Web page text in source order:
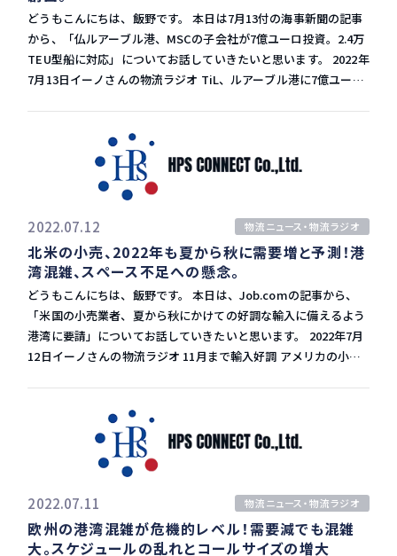
ンの構築を目指しています。自動車関係はコロナ前からメキシコ
に拠点を作っていたので、材料メーカーもあり、現地調達ができ
るということです。 ダイキンは欧州でも、省エネ暖房機器の工場
をポーランドに400億円を投じて建設すると7月上旬に発表してい
や中南米に生産拠点が移っていくという流れです。 とはいえ、中
南米はまだまだ技術が足りないと以前の放送でもお伝えしました
が、メキシコは次の生産拠点としてもっと企業が集まっていくか
記事にもあったようにもちろん環境規制という意味合いもありま
すが、サプライチェーンの側面からは、現在のような混乱が将来
も起きる可能性はあります。 そこで、近くで生産しようという流
れが現れてきました。 生産拠点が未来永劫、同じ場所ではなくな
ります。 日本は産業の空洞化で工場を海外に移しましたが、時代
が進み強烈な円安になり、もしかしたら生産が日本に戻ってくる
かもしれない現状です。 マーケットは常に動いていますので、マ
ーケットの流れを理解して、最適な行動が取れるようにしましょ
う。
などを店舗から消費者の玄関先まで届けています。 1回の配達料
は3.99ドル（約550円）で、数万点の商品の中から総量約4.5キロ
グラムまで買い物できます。 人手不足の改善 ドローン配送が普
及すると、物流業界が抱える慢性的な人手不足の改善も期待でき
ます。 また、荷物の積み込みへのロボットの活用も進め、年内に
配達時間を15分まで短縮するように動いています。 現在は安全上
の監視や非常時の手動制御を担うオペレーターが常駐しています
が、「5年以内の無人化も可能」とみられています。 2023年以
降、大都市圏全体へのサービス展開も視野に入れています。 日本
もドライバーの働き方改革の2024年問題があるので、伸びていく
し、ドローンが浸透することで、交通渋滞が緩和され、CO2排出
量の削減にもなります。 ウィング ウィングの2022年1～3月のド
ローン配送は5万件を超え、前年同期の3倍に増えたと明らかにし
ました。 オーストラリアやフィンランドを中心とする、世界での
ドローン配送実績は3月時点で計20万件に上っています。 広い土
地があるところではドローン配送はどんどん増えています。 ジッ
プライン ジップラインはアフリカでの30万回の飛行実績を持ち、
島で医薬品の配達を始めました。 ドローン宅配市場 ドローン宅
配は市場としても大きくなってきています。 欧米系調査会社のビ
ジネス・リサーチ・カンパニーは、ドローン宅配の世界市場規模
が年平均49%で拡大し、2025年に82億3000万ドル（約1.1兆円）
と2020年の約7倍に膨らむと予測しています。 アマゾン アマゾン
は六角形型で安定性を高めたドローンで2022年後半に、カリフォ
ルニア州での宅配サービスを開始します。 人口の多い大都市圏で
どうもこんにちは、飯野です。 本日は7月13付の海事新聞の記事
から、「仏ルアーブル港、MSCの子会社が7億ユーロ投資。2.4万
TEU型船に対応」についてお話していきたいと思います。 2022年
7月13日イーノさんの物流ラジオ TiL、ルアーブル港に7億ユーロ
で総額7億ユーロ（約962億円）の投資を行うと発表しました。
今後6年間でガントリークレーンの増設やターミナルの拡張を行
い、コンテナ処理能力を強化する予定です。 将来的には2万
4,000TEUクラスの大型船舶にも対応するターミナルへと進化さ
せることを目標としています。 TiLの計画 このTiL（ターミナ
ル・インベストメント・リミテッド）は現在、ルアーブル港の
TNMSCターミナルとTPOターミナルの2つのコンテナターミナル
を運営しています。 今回は総額7億ユーロを投入し、稼働するガ
ントリークレーンの台数を現在の2倍の20台に増設。 更に、取扱
貨物の増加に対応するほか、6バース全てに新たに荷役機器を導
入し、ターミナル内の保管能力を3倍に増強していきます。 ま
た、電動荷役機器や船舶用の陸上電力供給設備も導入し、環境負
荷軽減にも貢献していく見通しです。 雇用創出 これらの投資に
より、今後6年間で港湾労働者900人、メンテナンスに携わる労働
者200人の雇用創出が見込まれているとのことです。 TiLのCEO
は、「MSCからの貨物量の保証や港の成長と生産性を支える人材
の提供という地元との合意の下、このような大規模な投資が実現
ルアーブルの潜在力を最大限に発揮するため、政府によるコンテ
ナターミナルと複合一貫輸送を円滑化する鉄道インフラ開発への
支援を期待している」と述べています。 日本への大型船寄港
2022.07.12 物流ニュース・物流ラジオ
北米の小売、2022年も夏から秋に需要増と予測！港
湾混雑、スペース不足への懸念。
どうもこんにちは、飯野です。 本日は、Job.comの記事から、
「米国の小売業者、夏から秋にかけての好調な輸入に備えるよう
港湾に要請」についてお話していきたいと思います。 2022年7月
12日イーノさんの物流ラジオ 11月まで輸入好調 アメリカの小売
かけるような労働中断をすることなく、労使契約を成立させるよ
う求めています。 米国の小売業者は、少なくとも11月までは輸入
が引き続き好調であると予測しています。 とはいえ夏から秋にか
けての出荷ピーク時の数量は、昨年の記録的な荷動きから若干減
少するとされています。 2021年との比較 2021年の米国の輸入
は、2020年に記録した前回の年間記録を17.4％上回る異例の大幅
増でした。 今年は若干落ちるとはいえ、引き続き好調な輸入量が
2022.07.11 物流ニュース・物流ラジオ
欧州の港湾混雑が危機的レベル！需要減でも混雑
大。スケジュールの乱れとコールサイズの増大